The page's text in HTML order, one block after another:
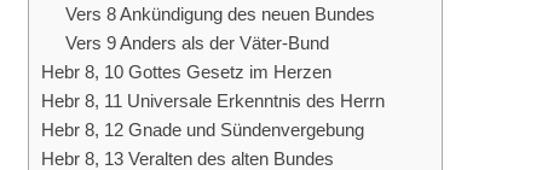
Vers 8 Ankündigung des neuen Bundes
Vers 9 Anders als der Väter-Bund
Hebr 8, 10 Gottes Gesetz im Herzen
Hebr 8, 11 Universale Erkenntnis des Herrn
Hebr 8, 12 Gnade und Sündenvergebung
Hebr 8, 13 Veralten des alten Bundes